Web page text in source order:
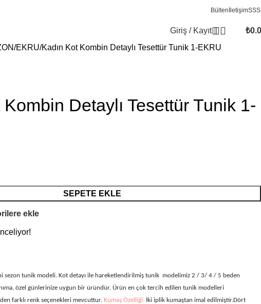
Bülten İletişimSSS
Giriş / Kayıt ₺
EKRU Kadın Kot Kombin Detaylı Tesettür Tunik 1-EKRU
Kombin Detaylı Tesettür Tunik 1-
SEPETE EKLE
ekle
sezon tunik modeli. Kot detayı ile hareketlendirilmiş tunik modelimiz 2 / 3/ 4 / 5 beden
özel günlerinize uygun bir üründür. Ürün en çok tercih edilen tunik modelleri
farklı renk seçenekleri mevcuttur. Kumaş Özelliği: İki iplik kumaştan imal edilmiştir.Dört